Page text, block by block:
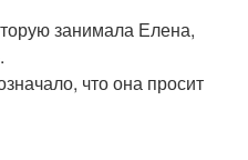
занимала Елена,
что она просит